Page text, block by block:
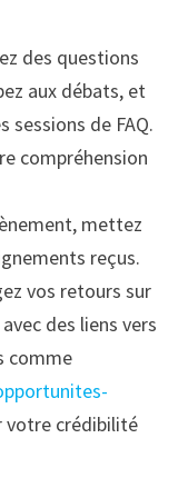
des questions
aux débats, et
sessions de FAQ.
compréhension
mettez
reçus.
vos retours sur
des liens vers
comme
votre crédibilité